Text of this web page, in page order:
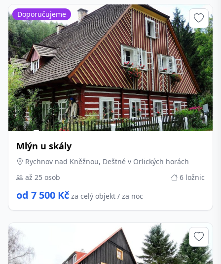
Mlýn u skály
Rychnov nad Kněžnou, Deštné v Orlických horách
až 25 osob
6 ložnic
od 7 500 Kč za celý objekt / za noc
Doporučujeme